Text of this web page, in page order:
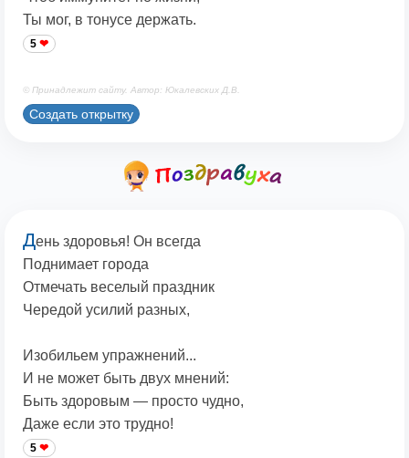
Ты мог, в тонусе держать.
5
© Принадлежит сайту. Автор: Юкалевских Д.В.
Создать открытку
День здоровья! Он всегда
Поднимает города
Отмечать веселый праздник
Чередой усилий разных,
Изобильем упражнений...
И не может быть двух мнений:
Быть здоровым — просто чудно,
Даже если это трудно!
5